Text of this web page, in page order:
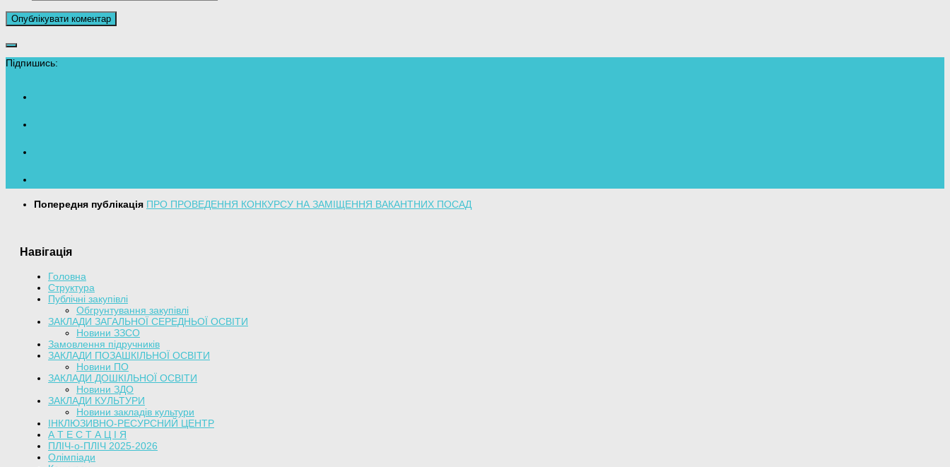
Підпишись:
Попередня публікація ПРО ПРОВЕДЕННЯ КОНКУРСУ НА ЗАМІЩЕННЯ ВАКАНТНИХ ПОСАД
Навігація
Головна
Структура
Публічні закупівлі
Обгрунтування закупівлі
ЗАКЛАДИ ЗАГАЛЬНОЇ СЕРЕДНЬОЇ ОСВІТИ
Новини ЗЗСО
Замовлення підручників
ЗАКЛАДИ ПОЗАШКІЛЬНОЇ ОСВІТИ
Новини ПО
ЗАКЛАДИ ДОШКІЛЬНОЇ ОСВІТИ
Новини ЗДО
ЗАКЛАДИ КУЛЬТУРИ
Новини закладів культури
ІНКЛЮЗИВНО-РЕСУРСНИЙ ЦЕНТР
А Т Е С Т А Ц І Я
ПЛІЧ-о-ПЛІЧ 2025-2026
Олімпіади